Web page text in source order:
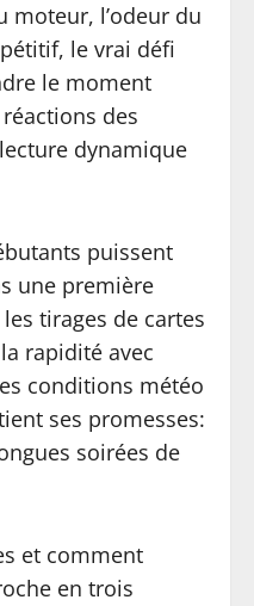
moteur, l’odeur du
le vrai défi
le moment
des
dynamique
puissent
une première
tirages de cartes
rapidité avec
conditions météo
ses promesses:
soirées de
et comment
en trois